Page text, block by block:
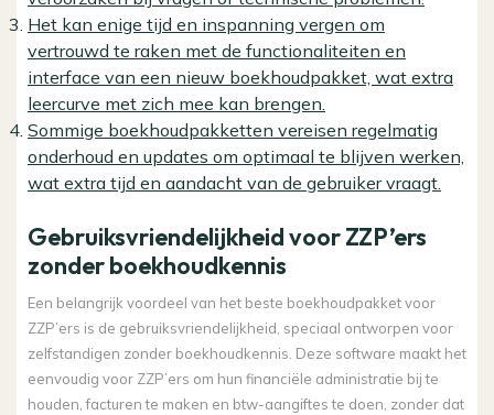
Het kan enige tijd en inspanning vergen om
vertrouwd te raken met de functionaliteiten en
interface van een nieuw boekhoudpakket, wat extra
leercurve met zich mee kan brengen.
Sommige boekhoudpakketten vereisen regelmatig
onderhoud en updates om optimaal te blijven werken,
wat extra tijd en aandacht van de gebruiker vraagt.
Gebruiksvriendelijkheid voor ZZP’ers
zonder boekhoudkennis
Een belangrijk voordeel van het beste boekhoudpakket voor
ZZP’ers is de gebruiksvriendelijkheid, speciaal ontworpen voor
zelfstandigen zonder boekhoudkennis. Deze software maakt het
eenvoudig voor ZZP’ers om hun financiële administratie bij te
houden, facturen te maken en btw-aangiftes te doen, zonder dat